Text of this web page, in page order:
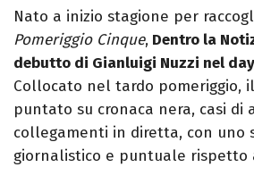
Nato a inizio stagione per
Pomeriggio Cinque, Dentro la
debutto di Gianluigi Nuzzi nel
Collocato nel tardo pomeriggio,
puntato su cronaca nera, casi di
collegamenti in diretta, con uno
giornalistico e puntuale rispetto